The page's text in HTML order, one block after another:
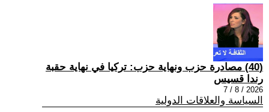
(40) مصادرة حزب ونهاية حزب: تركيا في نهاية حقبة
رندا قسيس
2026 / 8 / 7
السياسة والعلاقات الدولية